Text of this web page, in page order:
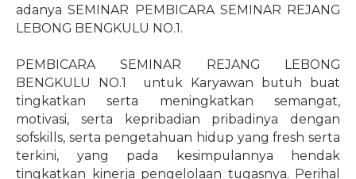
adanya SEMINAR PEMBICARA SEMINAR REJANG
LEBONG BENGKULU NO.1.
PEMBICARA SEMINAR REJANG LEBONG
BENGKULU NO.1 untuk Karyawan butuh buat
tingkatkan serta meningkatkan semangat,
motivasi, serta kepribadian pribadinya dengan
sofskills, serta pengetahuan hidup yang fresh serta
terkini, yang pada kesimpulannya hendak
tingkatkan kinerja pengelolaan tugasnya. Perihal